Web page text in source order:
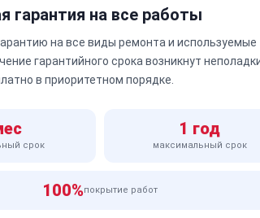
гарантия на все работы
на все виды ремонта и используемые
гарантийного срока возникнут
в приоритетном порядке.
срок
1 год
максимальный срок
100%покрытие работ